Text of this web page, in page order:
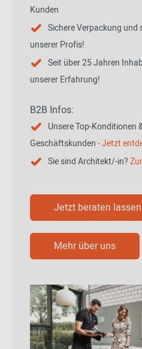
Kunden
Sichere Verpackung
unserer Profis!
Seit über 25 Jahren
unserer Erfahrung!
B2B Infos:
Unsere Top-Konditionen
Geschäftskunden- Jetzt
Sie sind Architekt/-in?
Jetzt beraten lassen
Mehr über uns